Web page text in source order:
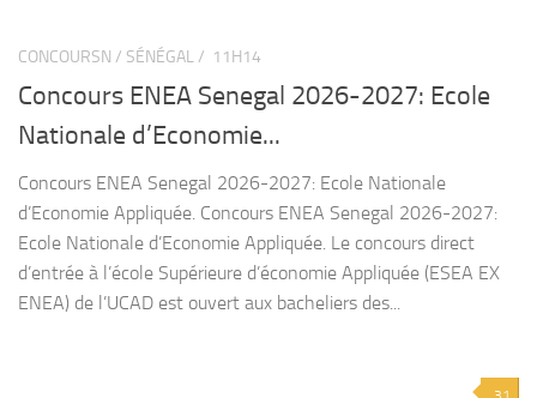
CONCOURSN / SÉNÉGAL / 11H14
Concours ENEA Senegal 2026-2027: Ecole
Nationale d’Economie...
Concours ENEA Senegal 2026-2027: Ecole Nationale
d’Economie Appliquée. Concours ENEA Senegal 2026-2027:
Ecole Nationale d’Economie Appliquée. Le concours direct
d’entrée à l’école Supérieure d’économie Appliquée (ESEA EX
ENEA) de l’UCAD est ouvert aux bacheliers des...